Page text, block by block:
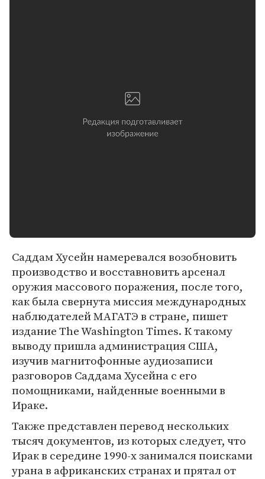
Саддам Хусейн намеревался возобновить
производство и восставновить арсенал
оружия массового поражения, после того,
как была свернута миссия международных
наблюдателей МАГАТЭ в стране, пишет
издание The Washington Times. К такому
выводу пришла администрация США,
изучив магнитофонные аудиозаписи
разговоров Саддама Хусейна с его
помощниками, найденные военными в
Ираке.
Также представлен перевод нескольких
тысяч документов, из которых следует, что
Ирак в середине 1990-х занимался поисками
урана в африканских странах и прятал от